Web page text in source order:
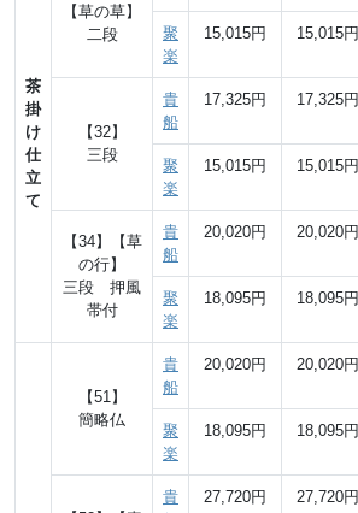
茶
掛
け
仕
立
て
【草の草】
二段
聚
楽
15,015円 15,015円
【32】
三段
貴
船
17,325円 17,325円
聚
楽
15,015円 15,015円
【34】【草
の行】
三段 押風
帯付
貴
船
20,020円 20,020円
聚
楽
18,095円 18,095円
【51】
簡略仏
貴
船
20,020円 20,020円
聚
楽
18,095円 18,095円
貴
27,720円 27,720円